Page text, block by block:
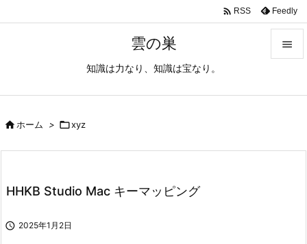
雲の巣
知識は力なり、知識は宝なり。

 RSS Feedly
ホーム > xyz
HHKB Studio Mac キーマッピング
 2025年1月2日